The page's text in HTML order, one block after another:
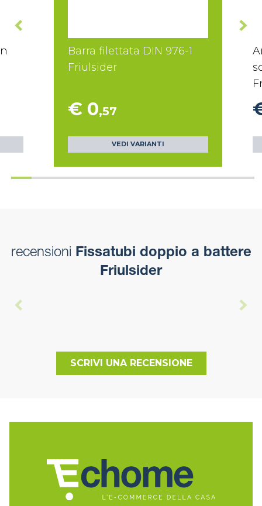
Barra filettata DIN 976-1
Friulsider
€ 0,57
VEDI VARIANTI
recensioni Fissatubi doppio a battere
Friulsider
SCRIVI UNA RECENSIONE